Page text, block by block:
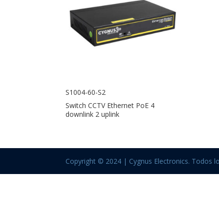
S1004-60-S2
Switch CCTV Ethernet PoE 4
downlink 2 uplink
Copyright © 2024 | Cygnus Electronics. Todos